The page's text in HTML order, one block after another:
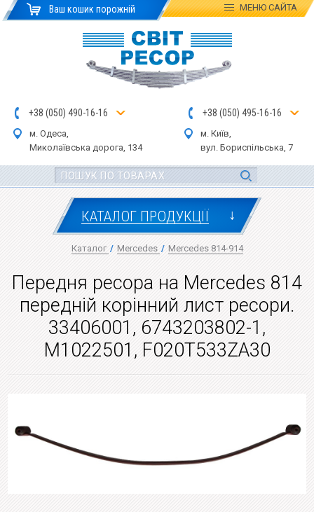
Ваш кошик порожній МЕНЮСАЙТА
+38 (050) 490-16-16
м. Одеса,
Миколаївська дорога, 134
+38 (050) 495-16-16
м. Київ,
вул. Бориспільська, 7
КАТАЛОГ ПРОДУКЦІЇ ↓
Каталог / Mercedes / Mercedes 814-914
Передня ресора на Mercedes 814
передній корінний лист ресори.
33406001, 6743203802-1,
M1022501, F020T533ZA30